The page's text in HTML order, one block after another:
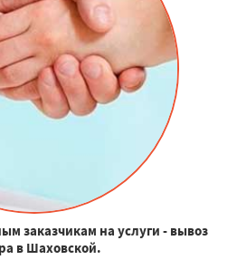
заказчикам на услуги - вывоз
в Шаховской.